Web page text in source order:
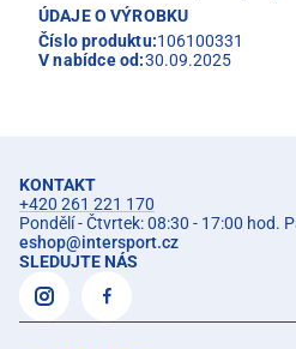
ÚDAJE O VÝROBKU
Číslo produktu:106100331
V nabídce od:30.09.2025
KONTAKT
+420 261 221 170
Pondělí - Čtvrtek: 08:30 - 17:00 hod.
eshop@intersport.cz
SLEDUJTE NÁS